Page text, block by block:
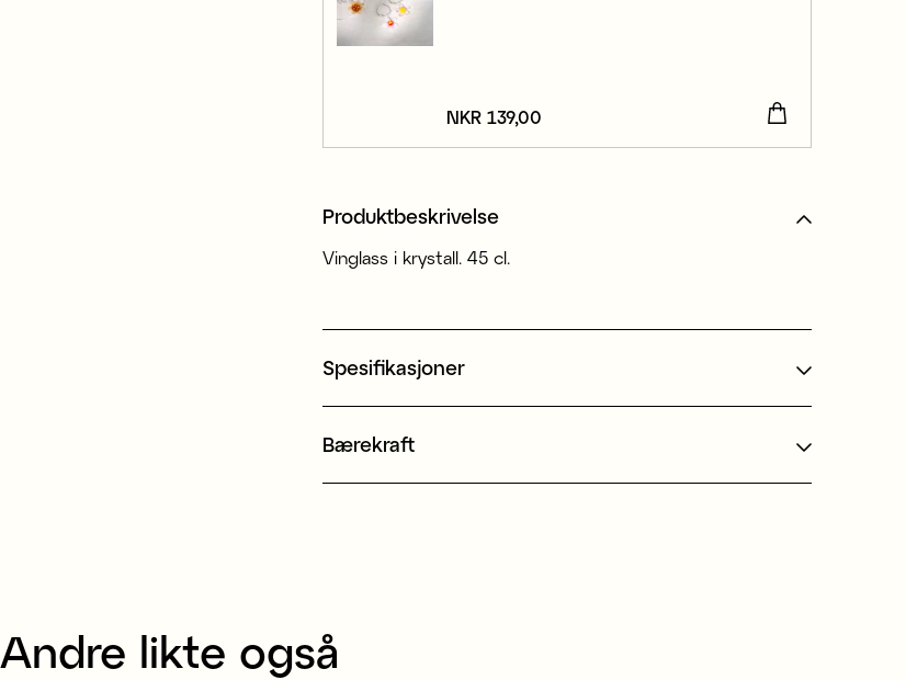
Pris :NKR 139,00
NKR 139,00
Produktbeskrivelse
Vinglass i krystall. 45 cl.
Spesifikasjoner
Bærekraft
Andre likte også